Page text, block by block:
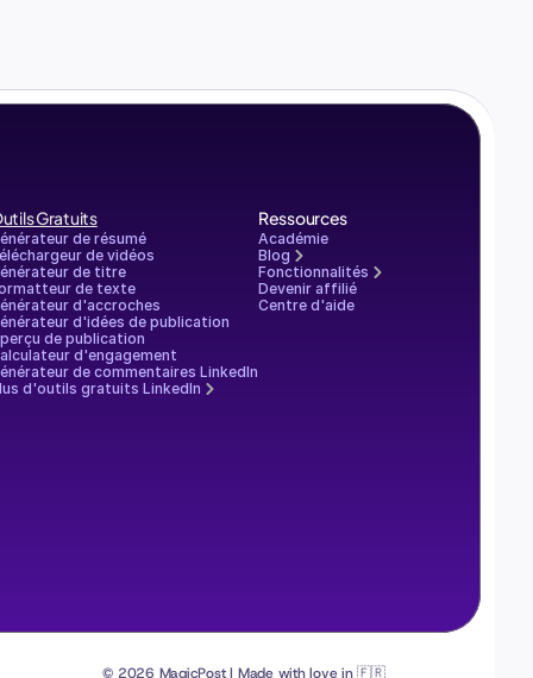
Gratuits
de résumé
de vidéos
de titre
de texte
d'accroches
d'idées de publication
de publication
d'engagement
de commentaires LinkedIn
d'outils gratuits LinkedIn
Ressources
Académie
Blog
Fonctionnalités
Devenir affilié
Centre d'aide
© 2026 MagicPost | Made with love in 🇫🇷